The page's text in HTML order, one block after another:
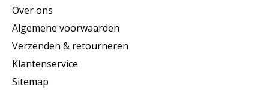
Over ons
Algemene voorwaarden
Verzenden & retourneren
Klantenservice
Sitemap